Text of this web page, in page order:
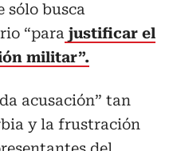
sólo busca
“para justificar el
militar”.
acusación” tan
y la frustración